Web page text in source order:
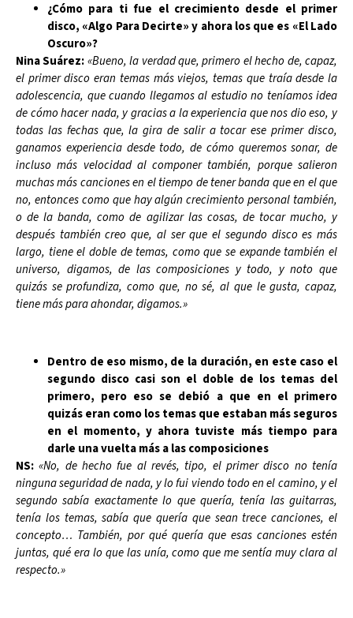
¿Cómo para ti fue el crecimiento desde el primer
disco, «Algo Para Decirte» y ahora los que es «El Lado
Oscuro»?
Nina Suárez:«Bueno, la verdad que, primero el hecho de, capaz,
el primer disco eran temas más viejos, temas que traía desde la
adolescencia, que cuando llegamos al estudio no teníamos idea
de cómo hacer nada, y gracias a la experiencia que nos dio eso, y
todas las fechas que, la gira de salir a tocar ese primer disco,
ganamos experiencia desde todo, de cómo queremos sonar, de
incluso más velocidad al componer también, porque salieron
muchas más canciones en el tiempo de tener banda que en el que
no, entonces como que hay algún crecimiento personal también,
o de la banda, como de agilizar las cosas, de tocar mucho, y
después también creo que, al ser que el segundo disco es más
largo, tiene el doble de temas, como que se expande también el
universo, digamos, de las composiciones y todo, y noto que
quizás se profundiza, como que, no sé, al que le gusta, capaz,
tiene más para ahondar, digamos.»
Dentro de eso mismo, de la duración, en este caso el
segundo disco casi son el doble de los temas del
primero, pero eso se debió a que en el primero
quizás eran como los temas que estaban más seguros
en el momento, y ahora tuviste más tiempo para
darle una vuelta más a las composiciones
NS: «No, de hecho fue al revés, tipo, el primer disco no tenía
ninguna seguridad de nada, y lo fui viendo todo en el camino, y el
segundo sabía exactamente lo que quería, tenía las guitarras,
tenía los temas, sabía que quería que sean trece canciones, el
concepto… También, por qué quería que esas canciones estén
juntas, qué era lo que las unía, como que me sentía muy clara al
respecto.»